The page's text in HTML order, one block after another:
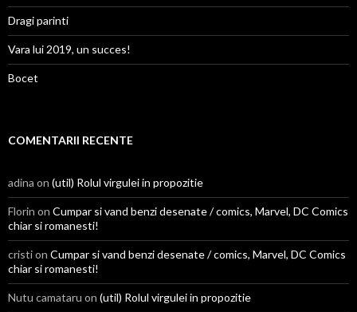
Dragi parinti
Vara lui 2019, un succes!
Bocet
COMENTARII RECENTE
adina on (util) Rolul virgulei in propozitie
Florin on Cumpar si vand benzi desenate / comics, Marvel, DC Comics
chiar si romanesti!
cristi on Cumpar si vand benzi desenate / comics, Marvel, DC Comics
chiar si romanesti!
Nutu camataru on (util) Rolul virgulei in propozitie